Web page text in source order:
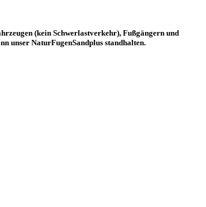
(kein Schwerlastverkehr), Fußgängern und
unser NaturFugenSandplus standhalten.